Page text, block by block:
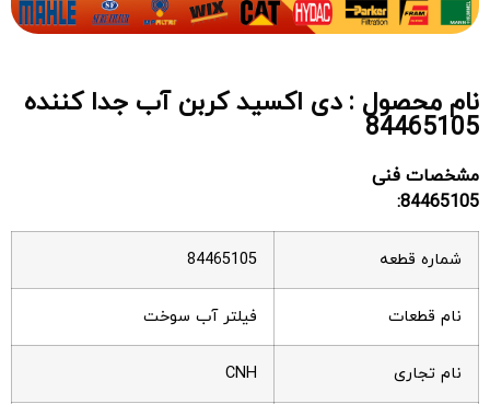
نام محصول : دی اکسید کربن آب جدا کننده
84465105
مشخصات فنی
84465105:
شماره قطعه 84465105
نام قطعات فیلتر آب سوخت
نام تجاری CNH